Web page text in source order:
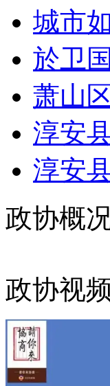
城市
於卫
萧山
淳安
淳安
政协概
政协视